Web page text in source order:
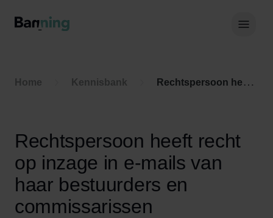
Home Kennisbank Rechtspersoon heeft recht op inzage in e-mails van haar bestuurders en commissarissen
Rechtspersoon heeft recht
op inzage in e-mails van
haar bestuurders en
commissarissen